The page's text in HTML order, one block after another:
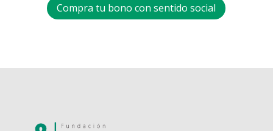
Compra tu bono con sentido social